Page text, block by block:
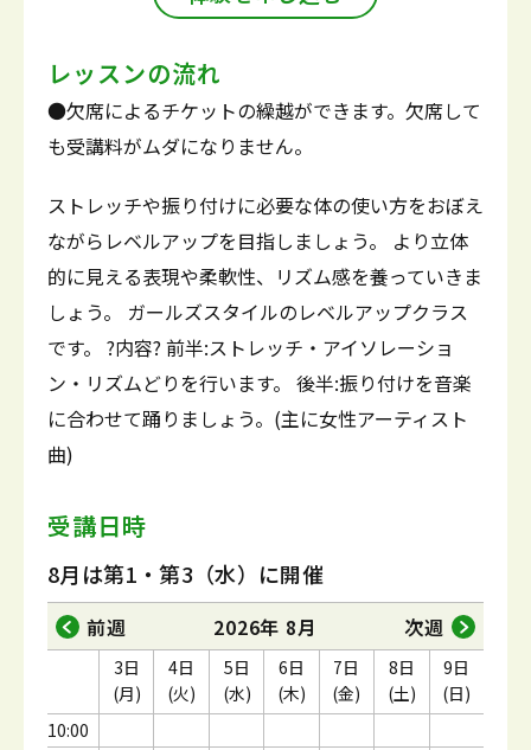
レッスンの流れ
●欠席によるチケットの繰越ができます。欠席して
も受講料がムダになりません。
ストレッチや振り付けに必要な体の使い方をおぼえ
ながらレベルアップを目指しましょう。 より立体
的に見える表現や柔軟性、リズム感を養っていきま
しょう。 ガールズスタイルのレベルアップクラス
です。 ?内容? 前半:ストレッチ・アイソレーショ
ン・リズムどりを行います。 後半:振り付けを音楽
に合わせて踊りましょう。(主に女性アーティスト
曲)
受講日時
8月は第1・第3（水）に開催
前週 2026年 8月 次週
10:00
3日
(月)
4日
(火)
5日
(水)
6日
(木)
7日
(金)
8日
(土)
9日
(日)